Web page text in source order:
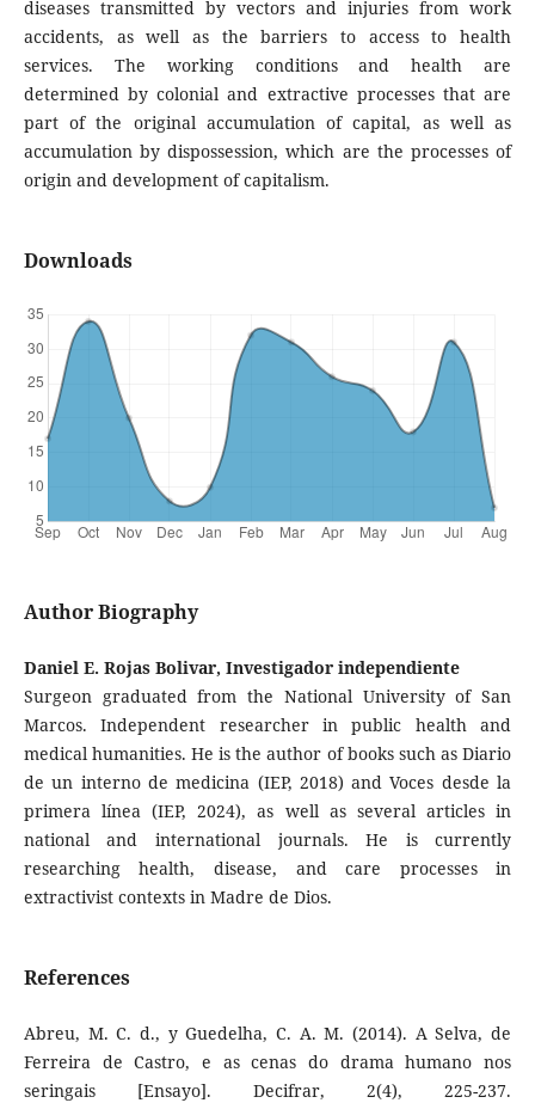
diseases transmitted by vectors and injuries from work
accidents, as well as the barriers to access to health
services. The working conditions and health are
determined by colonial and extractive processes that are
part of the original accumulation of capital, as well as
accumulation by dispossession, which are the processes of
origin and development of capitalism.
Downloads
Author Biography
Daniel E. Rojas Bolivar, Investigador independiente
Surgeon graduated from the National University of San
Marcos. Independent researcher in public health and
medical humanities. He is the author of books such as Diario
de un interno de medicina (IEP, 2018) and Voces desde la
primera línea (IEP, 2024), as well as several articles in
national and international journals. He is currently
researching health, disease, and care processes in
extractivist contexts in Madre de Dios.
References
Abreu, M. C. d., y Guedelha, C. A. M. (2014). A Selva, de
Ferreira de Castro, e as cenas do drama humano nos
seringais [Ensayo]. Decifrar, 2(4), 225-237.